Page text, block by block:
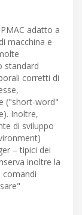
adatto a
macchina e
standard
corretti di
("short-word"
Inoltre,
di sviluppo
– tipici dei
inoltre la
comandi